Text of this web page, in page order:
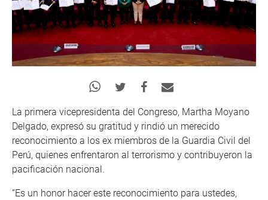
La primera vicepresidenta del Congreso, Martha Moyano
Delgado, expresó su gratitud y rindió un merecido
reconocimiento a los ex miembros de la Guardia Civil del
Perú, quienes enfrentaron al terrorismo y contribuyeron la
pacificación nacional.
“Es un honor hacer este reconocimiento para ustedes,